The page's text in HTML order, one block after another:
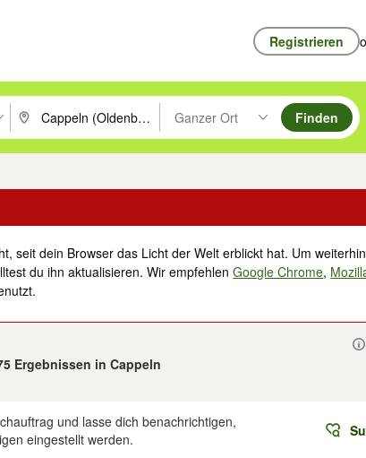
Registrieren
mit den Pfeiltasten nach oben/unten durchsuchen
PLZ oder Ort eingeben. Eingabetaste drücken um zu
Ganzer Ort
Suche im Umkreis des gewählten
Finden
seit dein Browser das Licht der Welt erblickt hat. Um
du ihn aktualisieren. Wir empfehlenGoogle Chrome,
Ergebnissen in Cappeln
und lasse dich benachrichtigen,
eingestellt werden.